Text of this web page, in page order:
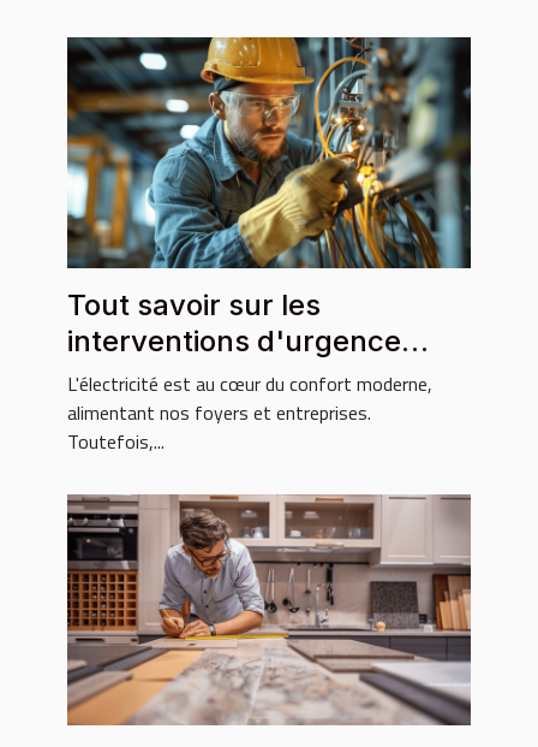
Tout savoir sur les
interventions d'urgence
électricité
L'électricité est au cœur du confort moderne,
alimentant nos foyers et entreprises.
Toutefois,...